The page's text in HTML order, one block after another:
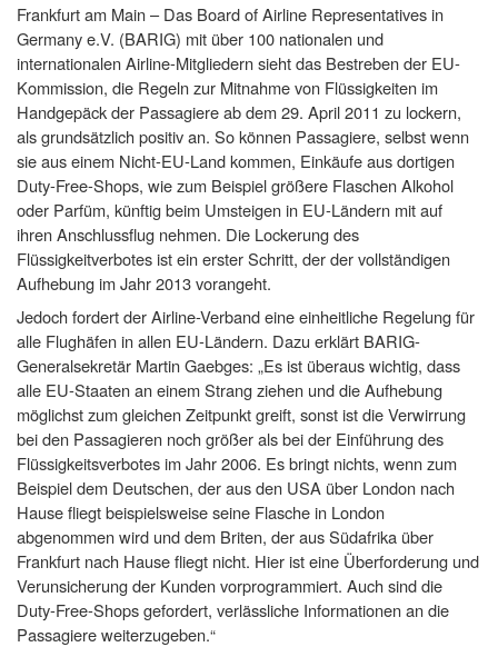
Frankfurt am Main – Das Board of Airline Representatives in
Germany e.V. (BARIG) mit über 100 nationalen und
internationalen Airline-Mitgliedernsieht das Bestreben der EU-
Kommission, die Regeln zur Mitnahme von Flüssigkeiten im
Handgepäck der Passagiere ab dem 29. April 2011 zu lockern,
als grundsätzlich positiv an. So können Passagiere, selbst wenn
sie aus einem Nicht-EU-Land kommen, Einkäufe aus dortigen
Duty-Free-Shops, wie zum Beispiel größere Flaschen Alkohol
oder Parfüm, künftig beim Umsteigen in EU-Ländern mit auf
ihren Anschlussflug nehmen. Die Lockerung des
Flüssigkeitverbotes ist ein erster Schritt, der der vollständigen
Aufhebung im Jahr 2013 vorangeht.
Jedoch fordert der Airline-Verband eine einheitliche Regelung für
alle Flughäfen in allen EU-Ländern. Dazu erklärt BARIG-
Generalsekretär Martin Gaebges: „Es ist überaus wichtig, dass
alle EU-Staaten an einem Strang ziehen und die Aufhebung
möglichst zum gleichen Zeitpunkt greift, sonst ist die Verwirrung
bei den Passagieren noch größer als bei der Einführung des
Flüssigkeitsverbotes im Jahr 2006. Es bringt nichts, wenn zum
Beispiel dem Deutschen, der aus den USA über London nach
Hause fliegt beispielsweise seine Flasche in London
abgenommen wird und dem Briten, der aus Südafrika über
Frankfurt nach Hause fliegt nicht. Hier ist eine Überforderung und
Verunsicherung der Kunden vorprogrammiert. Auch sind die
Duty-Free-Shops gefordert, verlässliche Informationen an die
Passagiere weiterzugeben.“